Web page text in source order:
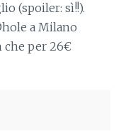
(spoiler: sì!!).
a Milano
che per 26€